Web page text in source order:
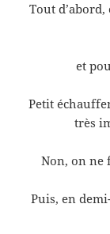
Tout
et
Petit
très
Non, on ne
Puis, en